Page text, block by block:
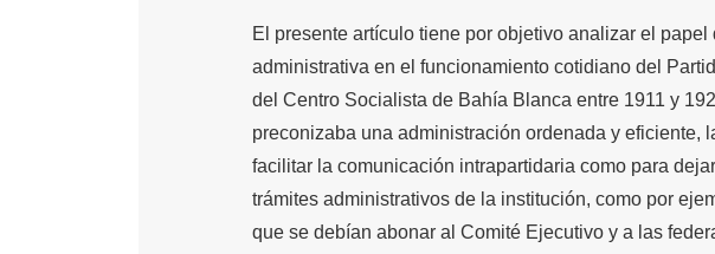
El presente artículo tiene por objetivo analizar el
administrativa en el funcionamiento cotidiano del
del Centro Socialista de Bahía Blanca entre 1911 y
preconizaba una administración ordenada y eficiente,
facilitar la comunicación intrapartidaria como para
trámites administrativos de la institución, como por
que se debían abonar al Comité Ejecutivo y a las